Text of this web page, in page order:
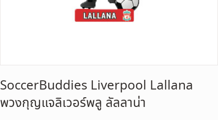
SoccerBuddies Liverpool Lallana
พวงกุญแจลิเวอร์พลู ลัลลาน่า